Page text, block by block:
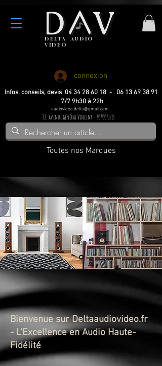
DELTA
AUDIO
VIDEO
connexion
Infos, conseils, devis 04 34 28 60 18 - 06 13 69 38 91
7/7 9h30 à 22h
audiovideo.delta@gmail.com
32, avenue général Vincent - 30700 Uzès
Toutes nos Marques
Bienvenue sur Deltaaudiovideo.fr
- L'Excellence en Audio Haute-
Fidélité